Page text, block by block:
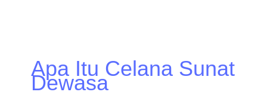
Apa Itu Celana Sunat
Dewasa